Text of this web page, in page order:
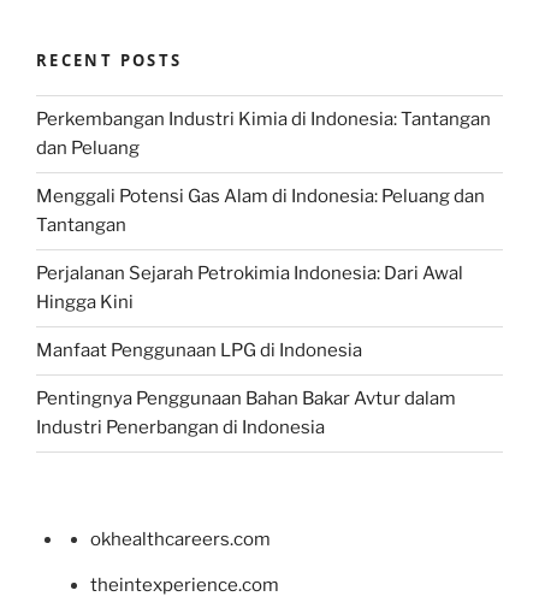
RECENT POSTS
Perkembangan Industri Kimia di Indonesia: Tantangan
dan Peluang
Menggali Potensi Gas Alam di Indonesia: Peluang dan
Tantangan
Perjalanan Sejarah Petrokimia Indonesia: Dari Awal
Hingga Kini
Manfaat Penggunaan LPG di Indonesia
Pentingnya Penggunaan Bahan Bakar Avtur dalam
Industri Penerbangan di Indonesia
okhealthcareers.com
theintexperience.com